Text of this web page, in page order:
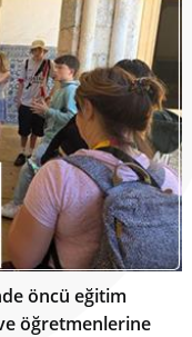
öncü eğitim
öğretmenlerine